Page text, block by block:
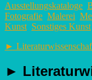
Ausstellungskataloge
Fotografie Malerei
Kunst Sonstiges Kunst
►
►